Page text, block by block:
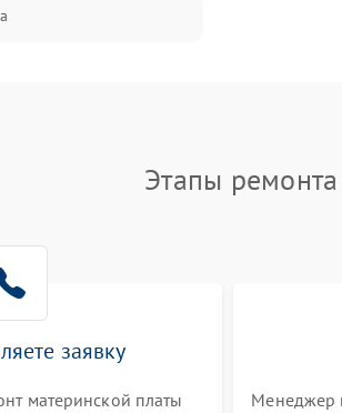
Этапы
заявку
материнской платы Менеджер